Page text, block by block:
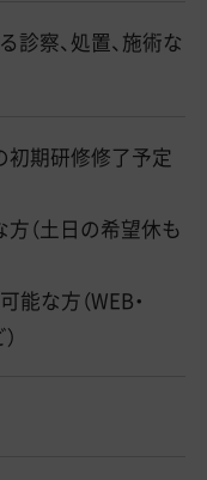
診察、処置、施術な
初期研修修了予定
方（土日の希望休も
能な方（WEB・